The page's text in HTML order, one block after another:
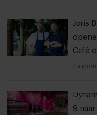
Joris
Café
4
9